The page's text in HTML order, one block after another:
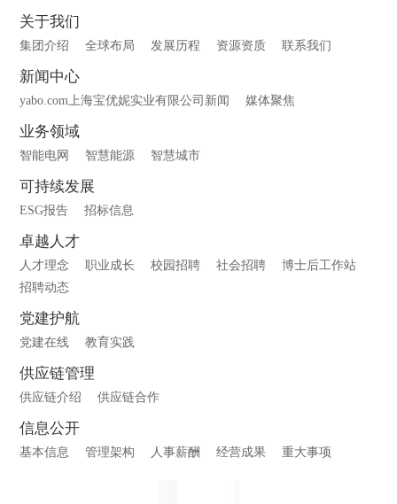
关于我们
集团介绍 全球布局 发展历程 资源资质 联系我们
新闻中心
yabo.com上海宝优妮实业有限公司新闻 媒体聚焦
业务领域
智能电网 智慧能源 智慧城市
可持续发展
ESG报告 招标信息
卓越人才
人才理念 职业成长 校园招聘 社会招聘
博士后工作站
招聘动态
党建护航
党建在线 教育实践
供应链管理
供应链介绍 供应链合作
信息公开
基本信息 管理架构 人事薪酬 经营成果 重大事项